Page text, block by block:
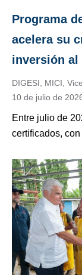
Programa
acelera su
inversión al
DIGESI MICI
10 de julio de
Entre julio de
certificados,